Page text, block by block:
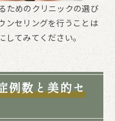
ためのクリニックの選び
ンセリングを行うことは
してみてください。
例数と美的セ